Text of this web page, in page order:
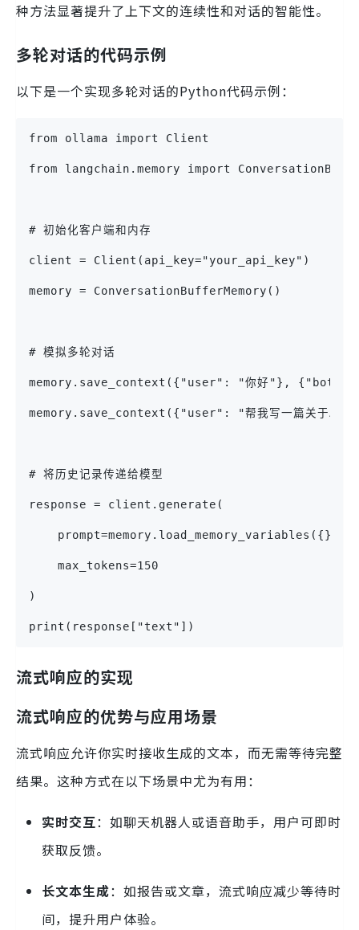
种方法显著提升了上下文的连续性和对话的智能性。
多轮对话的代码示例
以下是一个实现多轮对话的Python代码示例：
from ollama import Client
from langchain.memory import
# 初始化客户端和内存
client = Client(api_key="your_api_key")
memory = ConversationBufferMemory()
# 模拟多轮对话
memory.save_context({"user": "你好"}, {"bot": "你
memory.save_context({"user": "帮我写一篇关于AI
# 将历史记录传递给模型
response = client.generate(
    max_tokens=150
)
print(response["text"])
流式响应的实现
流式响应的优势与应用场景
流式响应允许你实时接收生成的文本，而无需等待完整
结果。这种方式在以下场景中尤为有用：
实时交互：如聊天机器人或语音助手，用户可即时
获取反馈。
长文本生成：如报告或文章，流式响应减少等待时
间，提升用户体验。